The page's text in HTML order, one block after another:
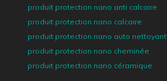
produit protection nano anti calcaire
produit protection nano calcaire
produit protection nano auto nettoyant
produit protection nano cheminée
produit protection nano céramique